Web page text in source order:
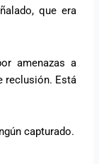
que era
amenazas a
reclusión. Está
capturado.